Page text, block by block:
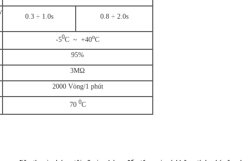
0.3 ÷ 1.0s 0.8 ÷ 2.0s
-50C ~ +40oC
95%
3MΩ
2000 Vòng/1 phút
70 0C